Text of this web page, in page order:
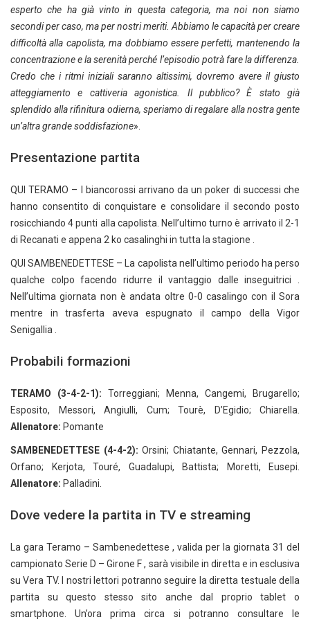
esperto che ha già vinto in questa categoria, ma noi non siamo
secondi per caso, ma per nostri meriti. Abbiamo le capacità per creare
difficoltà alla capolista, ma dobbiamo essere perfetti, mantenendo la
concentrazione e la serenità perché l’episodio potrà fare la differenza.
Credo che i ritmi iniziali saranno altissimi, dovremo avere il giusto
atteggiamento e cattiveria agonistica. Il pubblico? È stato già
splendido alla rifinitura odierna, speriamo di regalare alla nostra gente
un’altra grande soddisfazione».
Presentazione partita
QUI TERAMO – I biancorossi arrivano da un poker di successi che
hanno consentito di conquistare e consolidare il secondo posto
rosicchiando 4 punti alla capolista. Nell’ultimo turno è arrivato il 2-1
di Recanati e appena 2 ko casalinghi in tutta la stagione .
QUI SAMBENEDETTESE – La capolista nell’ultimo periodo ha perso
qualche colpo facendo ridurre il vantaggio dalle inseguitrici .
Nell’ultima giornata non è andata oltre 0-0 casalingo con il Sora
mentre in trasferta aveva espugnato il campo della Vigor
Senigallia .
Probabili formazioni
TERAMO (3-4-2-1): Torreggiani; Menna, Cangemi, Brugarello;
Esposito, Messori, Angiulli, Cum; Tourè, D’Egidio; Chiarella.
Allenatore: Pomante
SAMBENEDETTESE (4-4-2):Orsini; Chiatante, Gennari, Pezzola,
Orfano; Kerjota, Touré, Guadalupi, Battista; Moretti, Eusepi.
Allenatore: Palladini.
Dove vedere la partita in TV e streaming
La gara Teramo – Sambenedettese , valida per la giornata 31 del
campionato Serie D – Girone F , sarà visibile in diretta e in esclusiva
su Vera TV. I nostri lettori potranno seguire la diretta testuale della
partita su questo stesso sito anche dal proprio tablet o
smartphone. Un’ora prima circa si potranno consultare le